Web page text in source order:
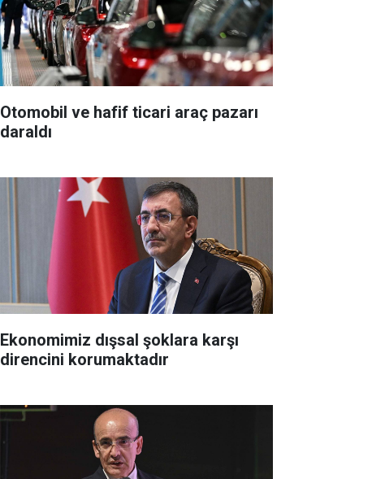
Otomobil ve hafif ticari araç pazarı
daraldı
Ekonomimiz dışsal şoklara karşı
direncini korumaktadır